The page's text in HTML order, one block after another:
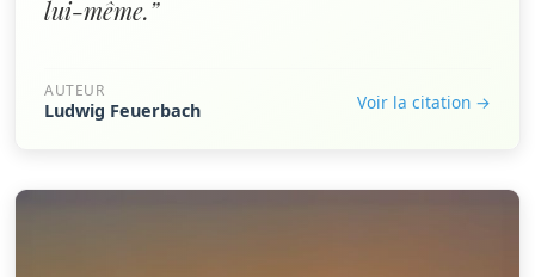
lui-même.”
AUTEUR
Ludwig Feuerbach Voir la citation →